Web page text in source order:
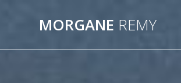
MORGANE REMY